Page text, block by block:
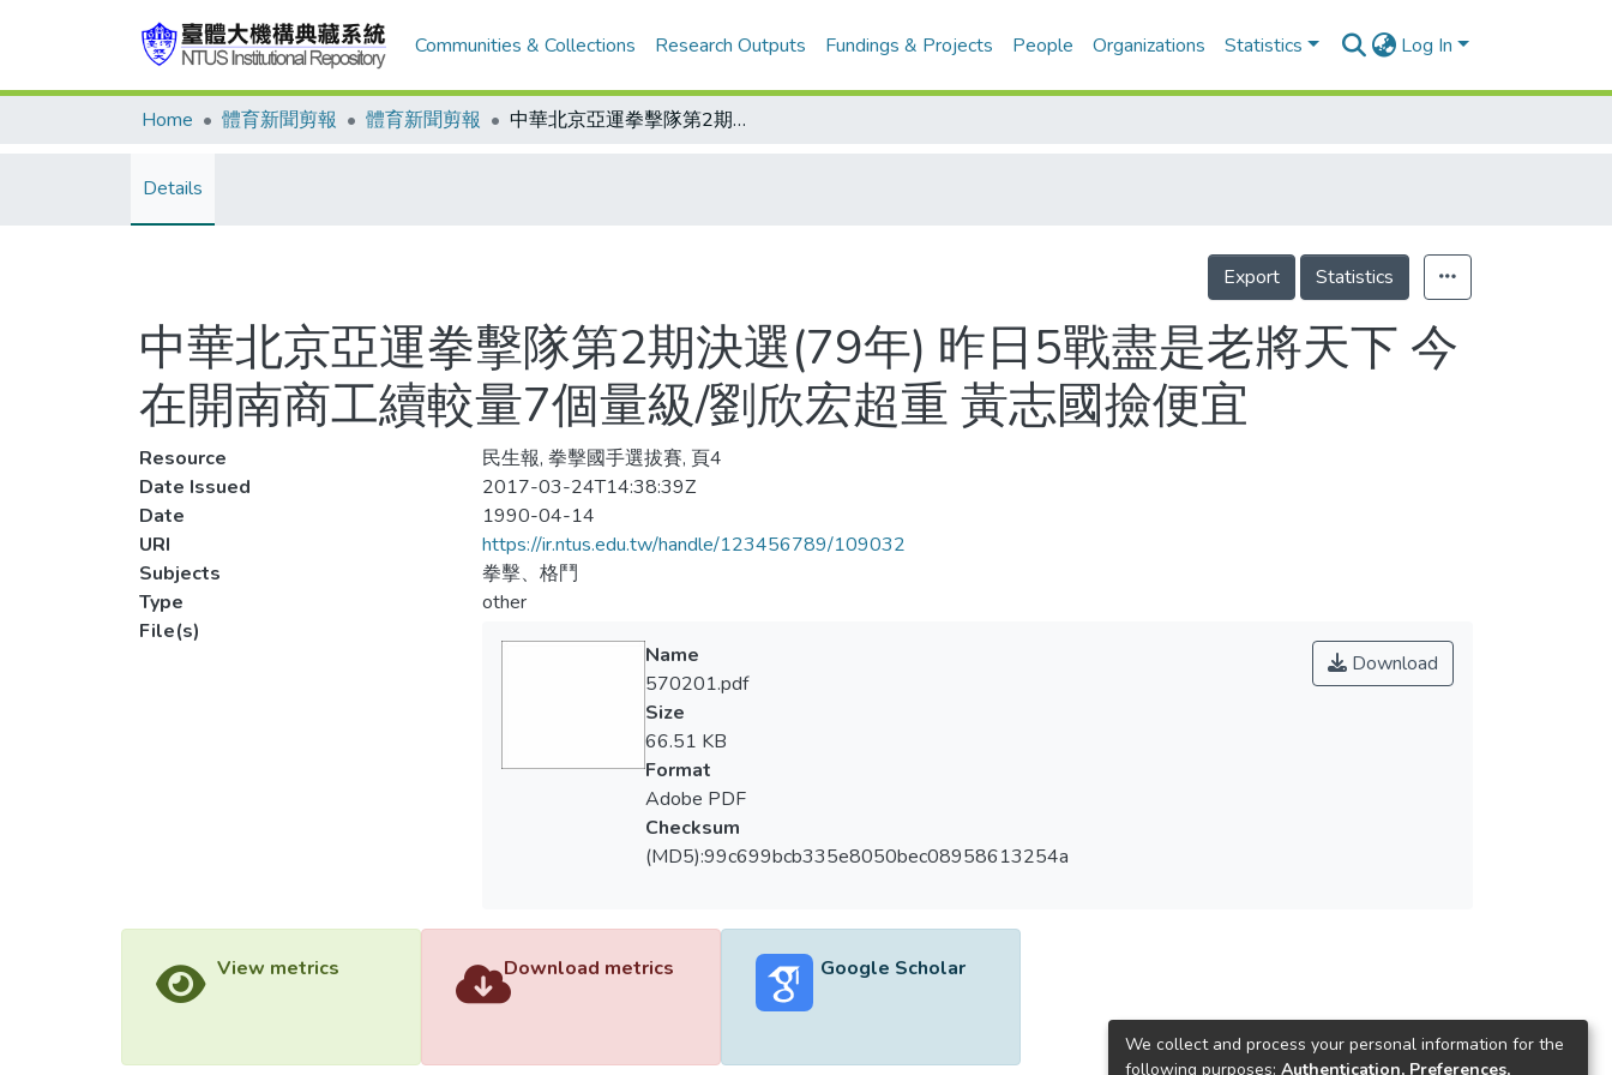
Communities & Collections Research Outputs Fundings & Projects People Organizations Statistics Log In
Home 體育新聞剪報 體育新聞剪報 中華北京亞運拳擊隊第2期決選(79年) 昨日5戰盡是老將天下 今在開南商工續較量7個量級/劉欣宏超重 黃志國撿便宜
Details
Export Statistics
中華北京亞運拳擊隊第2期決選(79年) 昨日5戰盡是老將天下 今
在開南商工續較量7個量級/劉欣宏超重 黃志國撿便宜
Resource
民生報, 拳擊國手選拔賽, 頁4
Date Issued
2017-03-24T14:38:39Z
Date
1990-04-14
URI
https://ir.ntus.edu.tw/handle/123456789/109032
Subjects
拳擊、格鬥
Type
other
File(s)
Download
Name
570201.pdf
Size
66.51 KB
Format
Adobe PDF
Checksum
(MD5):99c699bcb335e8050bec08958613254a
View metrics Download metrics Google Scholar
We collect and process your personal information for the
following purposes: Authentication, Preferences,